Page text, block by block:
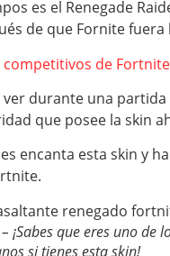
es el Renegade
de que Fornite fuera
competitivos de
durante una
que posee la skin
encanta esta skin y
– ¡Sabes que eres uno de
si tienes esta skin!